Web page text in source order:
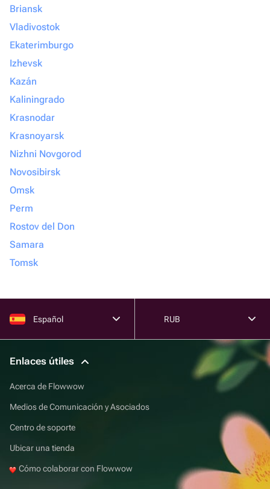
Briansk
Vladivostok
Ekaterimburgo
Izhevsk
Kazán
Kaliningrado
Krasnodar
Krasnoyarsk
Nizhni Novgorod
Novosibirsk
Omsk
Perm
Rostov del Don
Samara
Tomsk
Español RUB
Enlaces útiles
Acerca de Flowwow
Medios de Comunicación y Asociados
Centro de soporte
Ubicar una tienda
Cómo colaborar con Flowwow